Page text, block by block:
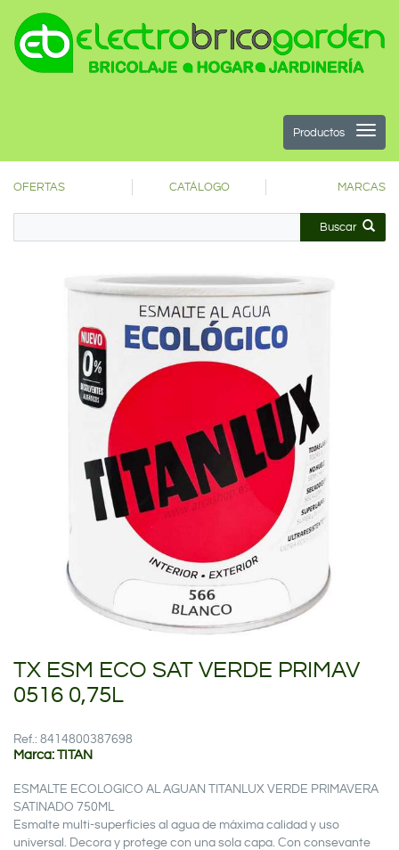
Productos
OFERTAS CATÁLOGO MARCAS
Buscar
TX ESM ECO SAT VERDE PRIMAV
0516 0,75L
Ref.: 8414800387698
Marca: TITAN
ESMALTE ECOLOGICO AL AGUAN TITANLUX VERDE PRIMAVERA
SATINADO 750ML
Esmalte multi-superficies al agua de máxima calidad y uso
universal. Decora y protege con una sola capa. Con consevante